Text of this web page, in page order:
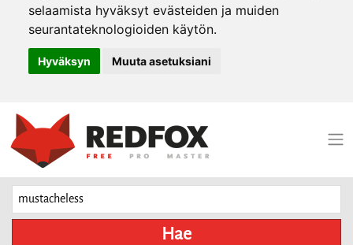
selaamista hyväksyt evästeiden ja muiden
seurantateknologioiden käytön.
Hyväksyn Muuta asetuksiani
Hae